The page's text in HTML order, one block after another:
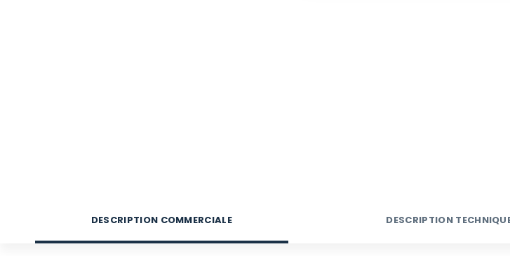
DESCRIPTION COMMERCIALE DESCRIPTION